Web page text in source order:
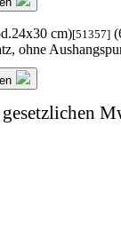
cm)[51357]
ohne